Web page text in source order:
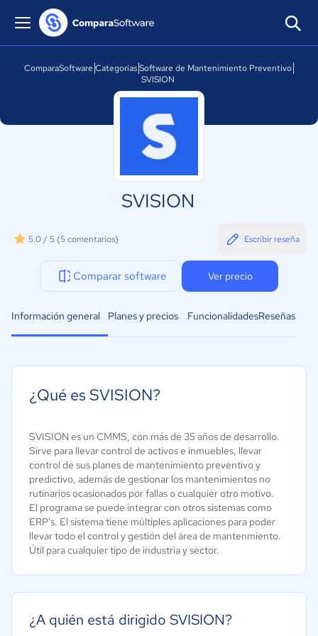
ComparaSoftware CategoríasSoftware de Mantenimiento Preventivo
SVISION
SVISION
5.0 / 5 (5 comentarios) Escribir reseña
Comparar software Ver precio
Información general Planes y precios FuncionalidadesReseñas
¿Qué es SVISION?
SVISION es un CMMS, con más de 35 años de desarrollo.
Sirve para llevar control de activos e inmuebles, llevar
control de sus planes de mantenimiento preventivo y
predictivo, además de gestionar los mantenimientos no
rutinarios ocasionados por fallas o cualquier otro motivo.
El programa se puede integrar con otros sistemas como
ERP's. El sistema tiene múltiples aplicaciones para poder
llevar todo el control y gestión del área de mantenmiento.
Útil para cualquier tipo de industria y sector.
¿A quién está dirigido SVISION?